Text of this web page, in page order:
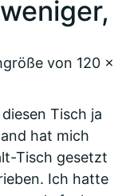
von 120 ×
Tisch ja
hat mich
Tisch gesetzt
Ich hatte